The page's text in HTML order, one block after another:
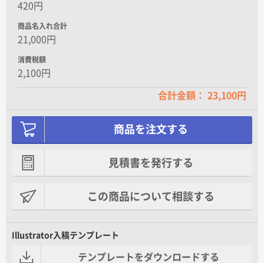
420円
商品名入れ合計
21,000円
消費税額
2,100円
合計金額： 23,100円
商品を注文する
見積書を発行する
この商品について相談する
Illustrator入稿テンプレート
テンプレートをダウンロードする